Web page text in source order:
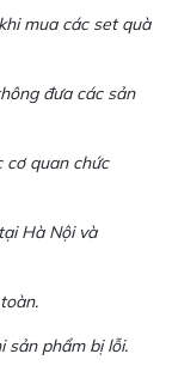
mua các set quà
đưa các sản
cơ quan chức
Hà Nội và
sản phẩm bị lỗi.